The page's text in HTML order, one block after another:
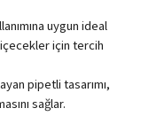
uygun ideal
için tercih
pipetli tasarımı,
sağlar.